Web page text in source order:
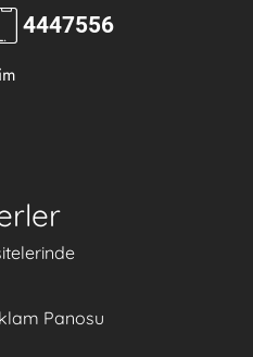
4447556
Panosu